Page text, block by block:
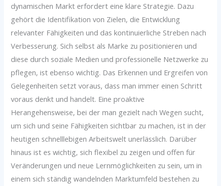
dynamischen Markt erfordert eine klare Strategie. Dazu
gehört die Identifikation von Zielen, die Entwicklung
relevanter Fähigkeiten und das kontinuierliche Streben nach
Verbesserung. Sich selbst als Marke zu positionieren und
diese durch soziale Medien und professionelle Netzwerke zu
pflegen, ist ebenso wichtig. Das Erkennen und Ergreifen von
Gelegenheiten setzt voraus, dass man immer einen Schritt
voraus denkt und handelt. Eine proaktive
Herangehensweise, bei der man gezielt nach Wegen sucht,
um sich und seine Fähigkeiten sichtbar zu machen, ist in der
heutigen schnelllebigen Arbeitswelt unerlässlich. Darüber
hinaus ist es wichtig, sich flexibel zu zeigen und offen für
Veränderungen und neue Lernmöglichkeiten zu sein, um in
einem sich ständig wandelnden Marktumfeld bestehen zu